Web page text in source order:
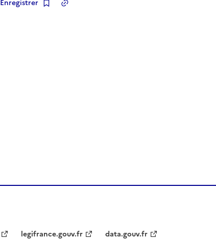
Enregistrer Copier le lien
legifrance.gouv.fr data.gouv.fr